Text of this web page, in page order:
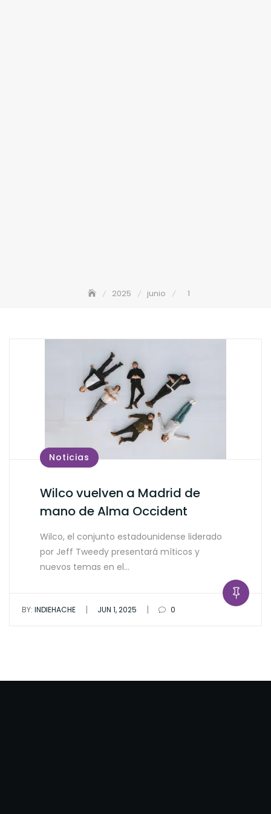
2025 junio 1
Noticias
Wilco vuelven a Madrid de
mano de Alma Occident
Wilco, el conjunto estadounidense liderado
por Jeff Tweedy presentará míticos y
nuevos temas en el…
BY: INDIEHACHE | JUN 1, 2025 | 0